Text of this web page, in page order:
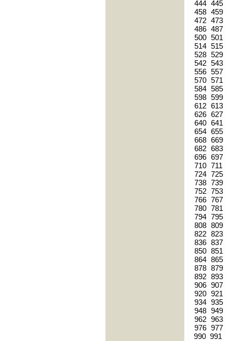
444 445
458 459
472 473
486 487
500 501
514 515
528 529
542 543
556 557
570 571
584 585
598 599
612 613
626 627
640 641
654 655
668 669
682 683
696 697
710 711
724 725
738 739
752 753
766 767
780 781
794 795
808 809
822 823
836 837
850 851
864 865
878 879
892 893
906 907
920 921
934 935
948 949
962 963
976 977
990 991